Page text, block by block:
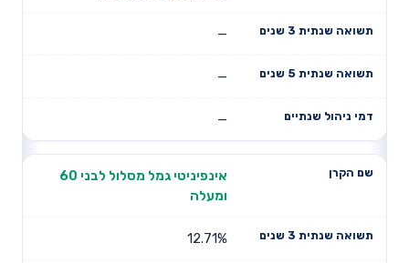
—
—
—
אינפיניטי גמל מסלול לבני 60
ומעלה
12.71%